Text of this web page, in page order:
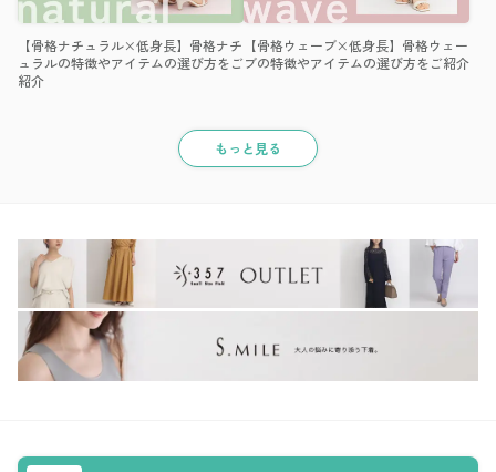
【骨格ナチュラル×低身長】骨格ナチ
ュラルの特徴やアイテムの選び方をご
紹介
【骨格ウェーブ×低身長】骨格ウェー
ブの特徴やアイテムの選び方をご紹介
もっと見る